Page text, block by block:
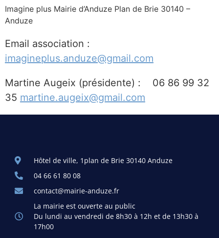
Imagine plus Mairie d’Anduze Plan de Brie 30140 –
Anduze
Email association :
imagineplus.anduze@gmail.com
Martine Augeix (présidente) : 06 86 99 32
35 martine.augeix@gmail.com
Hôtel de ville, 1plan de Brie 30140 Anduze
04 66 61 80 08
contact@mairie-anduze.fr
La mairie est ouverte au public
Du lundi au vendredi de 8h30 à 12h et de 13h30 à
17h00